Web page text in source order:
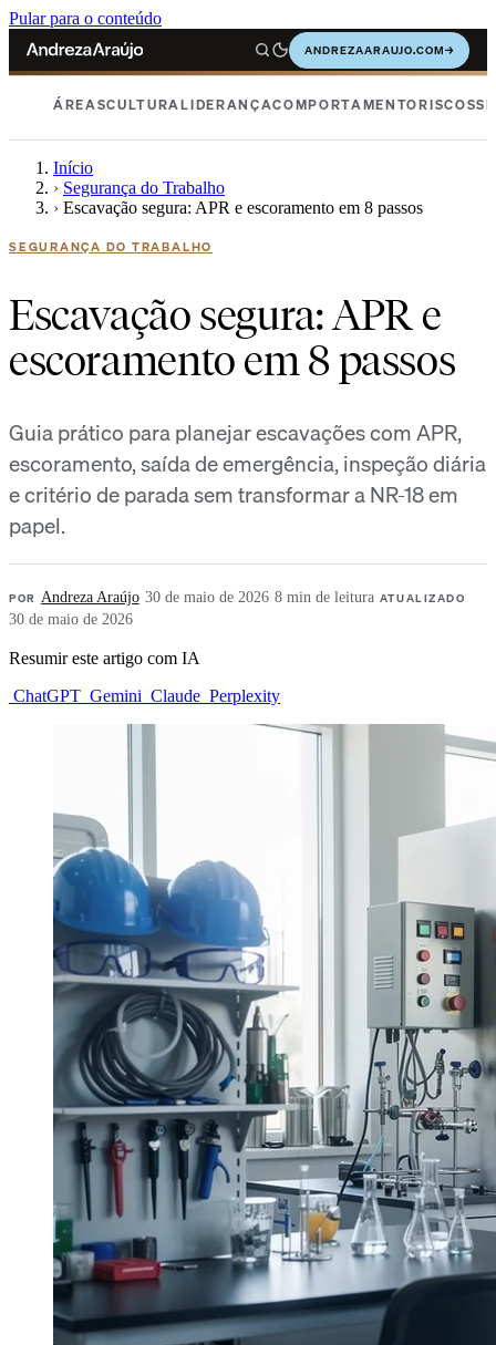
Pular para o conteúdo
ANDREZAARAUJO.COM→
ÁREASCULTURALIDERANÇACOMPORTAMENTORISCOS
Início
› Segurança do Trabalho
› Escavação segura: APR e escoramento em 8 passos
SEGURANÇA DO TRABALHO
Escavação segura: APR e
escoramento em 8 passos
Guia prático para planejar escavações com APR,
escoramento, saída de emergência, inspeção diária
e critério de parada sem transformar a NR-18 em
papel.
POR Andreza Araújo·30 de maio de 2026·8 min de leitura·ATUALIZADO
30 de maio de 2026
Resumir este artigo com IA
ChatGPT Gemini Claude Perplexity